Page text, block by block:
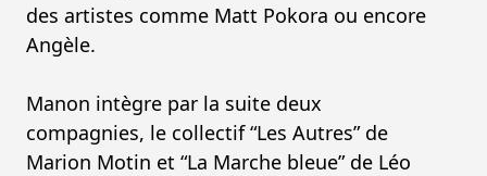
des artistes comme Matt Pokora ou encore
Angèle.
Manon intègre par la suite deux
compagnies, le collectif “Les Autres” de
Marion Motin et “La Marche bleue” de Léo